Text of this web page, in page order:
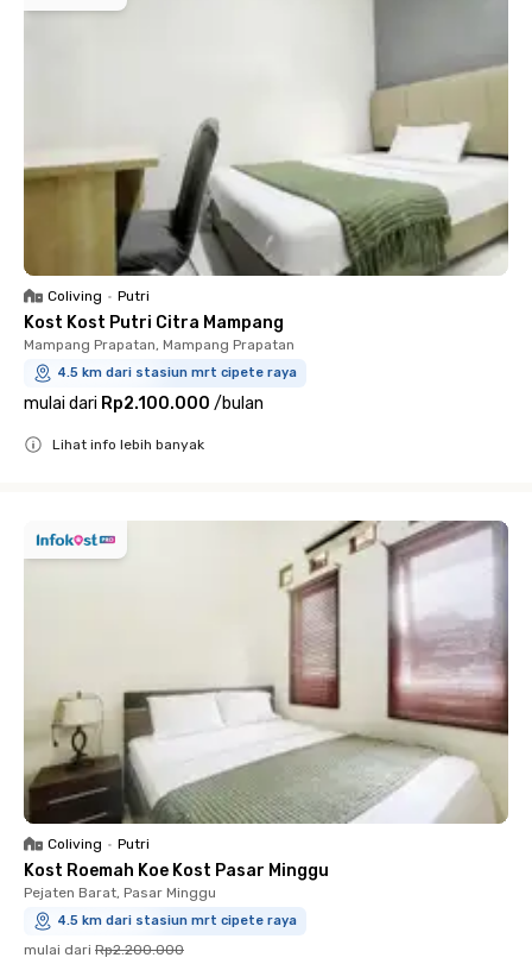
Coliving • Putri
Kost Kost Putri Citra Mampang
Mampang Prapatan, Mampang Prapatan
4.5 km dari stasiun mrt cipete raya
mulai dari Rp2.100.000 /bulan
Lihat info lebih banyak
Coliving • Putri
Kost Roemah Koe Kost Pasar Minggu
Pejaten Barat, Pasar Minggu
4.5 km dari stasiun mrt cipete raya
mulai dari Rp2.200.000